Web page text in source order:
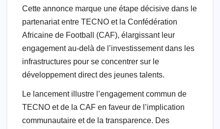
Cette annonce marque une étape décisive dans le
partenariat entre TECNO et la Confédération
Africaine de Football (CAF), élargissant leur
engagement au-delà de l’investissement dans les
infrastructures pour se concentrer sur le
développement direct des jeunes talents.
Le lancement illustre l’engagement commun de
TECNO et de la CAF en faveur de l’implication
communautaire et de la transparence. Des